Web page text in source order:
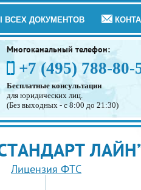
ВСЕХ ДОКУМЕНТОВ
Многоканальный телефон:
+7 (495) 788-80-
Бесплатные консультации
для юридических лиц.
(Без выходных - с 8:00 до 21:30)
Лицензия ФТС